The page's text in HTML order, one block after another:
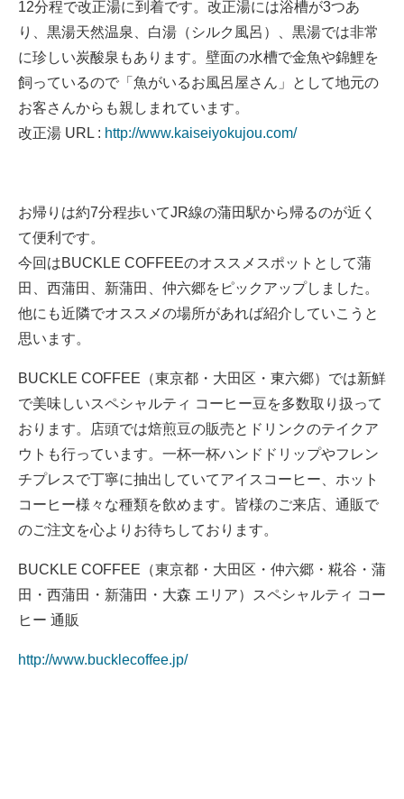
12分程で改正湯に到着です。改正湯には浴槽が3つあ
り、黒湯天然温泉、白湯（シルク風呂）、黒湯では非常
に珍しい炭酸泉もあります。壁面の水槽で金魚や錦鯉を
飼っているので「魚がいるお風呂屋さん」として地元の
お客さんからも親しまれています。
改正湯 URL : http://www.kaiseiyokujou.com/
お帰りは約7分程歩いてJR線の蒲田駅から帰るのが近く
て便利です。
今回はBUCKLE COFFEEのオススメスポットとして蒲
田、西蒲田、新蒲田、仲六郷をピックアップしました。
他にも近隣でオススメの場所があれば紹介していこうと
思います。
BUCKLE COFFEE（東京都・大田区・東六郷）では新鮮
で美味しいスペシャルティ コーヒー豆を多数取り扱って
おります。店頭では焙煎豆の販売とドリンクのテイクア
ウトも行っています。一杯一杯ハンドドリップやフレン
チプレスで丁寧に抽出していてアイスコーヒー、ホット
コーヒー様々な種類を飲めます。皆様のご来店、通販で
のご注文を心よりお待ちしております。
BUCKLE COFFEE（東京都・大田区・仲六郷・糀谷・蒲
田・西蒲田・新蒲田・大森 エリア）スペシャルティ コー
ヒー 通販
http://www.bucklecoffee.jp/